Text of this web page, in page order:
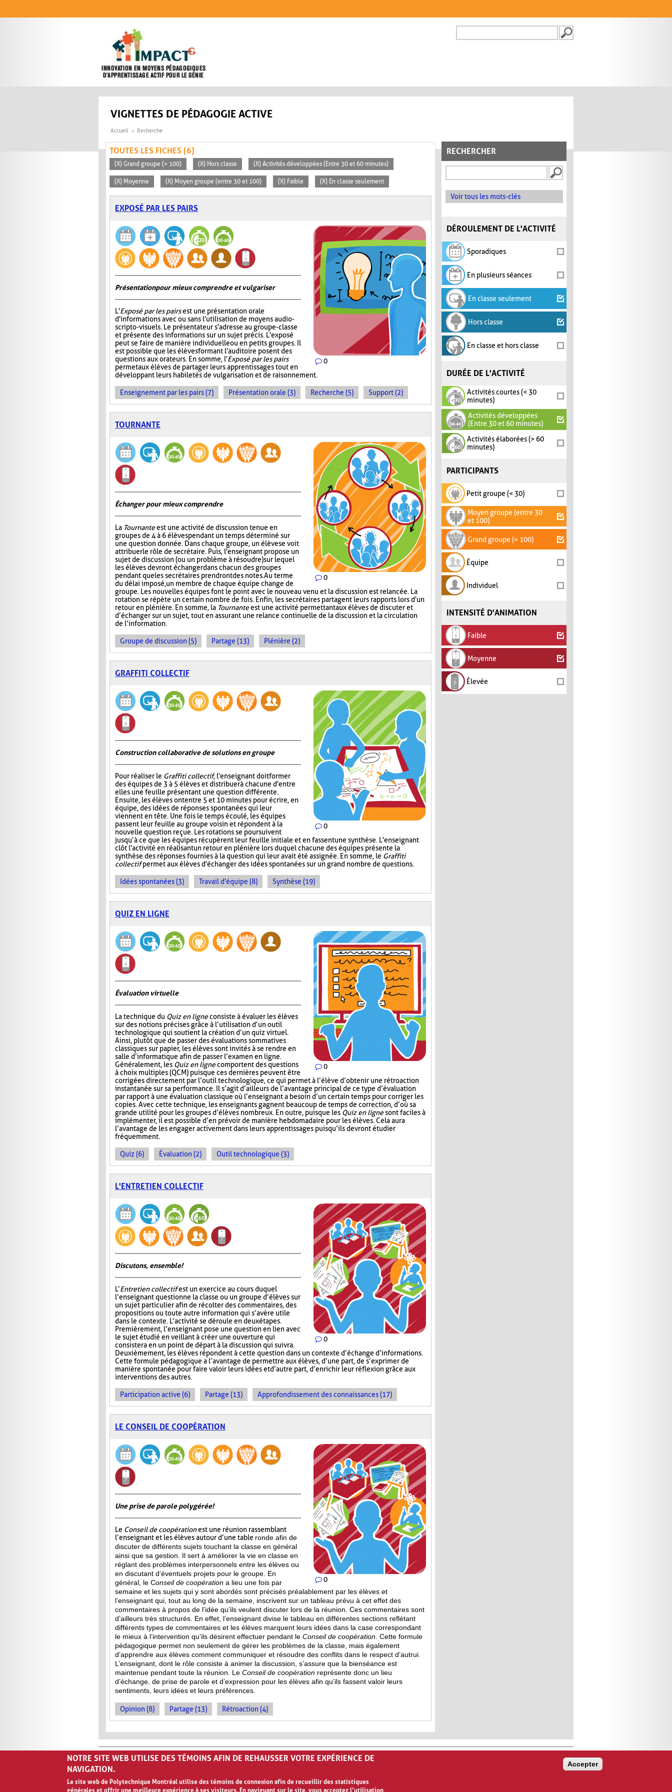
FORMULAIRE DE
VIGNETTES DE PÉDAGOGIE ACTIVE
Accueil Recherche
RECHERCHER
Voir tous les mots-clés
DÉROULEMENT DE L'ACTIVITÉ
Sporadiques
En plusieurs séances
En classe seulement
Hors classe
En classe et hors classe
DURÉE DE L'ACTIVITÉ
Activités courtes (< 30
minutes)
Activités développées
(Entre 30 et 60 minutes)
Activités élaborées (> 60
minutes)
PARTICIPANTS
Petit groupe (< 30)
Moyen groupe (entre 30
et 100)
Grand groupe (> 100)
Équipe
Individuel
INTENSITÉ D'ANIMATION
Faible
Moyenne
Élevée
TOUTES LES FICHES (6)
(X) Grand groupe (> 100) (X) Hors classe (X) Activités développées (Entre 30 et 60 minutes)
(X) Moyenne (X) Moyen groupe (entre 30 et 100) (X) Faible (X) En classe seulement
EXPOSÉ PAR LES PAIRS
0
Présentation pour mieux comprendre et vulgariser
L'Exposé par les pairsest une présentation orale
d'informations avec ou sans l'utilisation de moyens audio-
scripto-visuels. Le présentateur s'adresse au groupe-classe
et présente des informations sur un sujet précis. L'exposé
peut se faire de manière individuelle ou en petits groupes. Il
est possible que les élèves formant l'auditoire posent des
questions aux orateurs. En somme, l'Exposé par les pairs
permet aux élèves de partager leurs apprentissages tout en
développant leurs habiletés de vulgarisation et de raisonnement.
Enseignement par les pairs (7) Présentation orale (3) Recherche (5) Support (2)
TOURNANTE
0
Échanger pour mieux comprendre
La Tournanteest une activité de discussion tenue en
groupes de 4 à 6 élèves pendant un temps déterminé sur
une question donnée. Dans chaque groupe, un élève se voit
attribuer le rôle de secrétaire. Puis, l'enseignant propose un
sujet de discussion (ou un problème à résoudre) sur lequel
les élèves devront échanger dans chacun des groupes
pendant que les secrétaires prendront des notes. Au terme
du délai imposé, un membre de chaque équipe change de
groupe. Les nouvelles équipes font le point avec le nouveau venu et la discussion est relancée. La
rotation se répète un certain nombre de fois. Enfin, les secrétaires partagent leurs rapports lors d'un
retour en plénière. En somme, la Tournanteest une activité permettant aux élèves de discuter et
d’échanger sur un sujet, tout en assurant une relance continuelle de la discussion et la circulation
de l’information.
Groupe de discussion (5) Partage (13) Plénière (2)
GRAFFITI COLLECTIF
0
Construction collaborative de solutions en groupe
Pour réaliser le Graffiti collectif, l'enseignant doit former
des équipes de 3 à 5 élèves et distribuer à chacune d'entre
elles une feuille présentant une question différente.
Ensuite, les élèves ont entre 5 et 10 minutes pour écrire, en
équipe, des idées de réponses spontanées qui leur
viennent en tête. Une fois le temps écoulé, les équipes
passent leur feuille au groupe voisin et répondent à la
nouvelle question reçue. Les rotations se poursuivent
jusqu’à ce que les équipes récupèrent leur feuille initiale et en fassent une synthèse. L'enseignant
clôt l'activité en réalisant un retour en plénière lors duquel chacune des équipes présente la
synthèse des réponses fournies à la question qui leur avait été assignée. En somme, le Graffiti
collectifpermet aux élèves d'échanger des idées spontanées sur un grand nombre de questions.
Idées spontanées (3) Travail d'équipe (8) Synthèse (19)
QUIZ EN LIGNE
0
Évaluation virtuelle
La technique du Quiz en ligneconsiste à évaluer les élèves
sur des notions précises grâce à l’utilisation d’un outil
technologique qui soutient la création d’un quiz virtuel.
Ainsi, plutôt que de passer des évaluations sommatives
classiques sur papier, les élèves sont invités à se rendre en
salle d’informatique afin de passer l’examen en ligne.
Généralement, les Quiz en lignecomportent des questions
à choix multiples (QCM) puisque ces dernières peuvent être
corrigées directement par l’outil technologique, ce qui permet à l’élève d’obtenir une rétroaction
instantanée sur sa performance. Il s’agit d’ailleurs de l’avantage principal de ce type d’évaluation
par rapport à une évaluation classique où l’enseignant a besoin d’un certain temps pour corriger les
copies. Avec cette technique, les enseignants gagnent beaucoup de temps de correction, d’où sa
grande utilité pour les groupes d’élèves nombreux. En outre, puisque les Quiz en lignesont faciles à
implémenter, il est possible d’en prévoir de manière hebdomadaire pour les élèves. Cela aura
l’avantage de les engager activement dans leurs apprentissages puisqu’ils devront étudier
fréquemment.
Quiz (6) Évaluation (2) Outil technologique (3)
L'ENTRETIEN COLLECTIF
0
Discutons, ensemble!
L’Entretien collectifest un exercice au cours duquel
l’enseignant questionne la classe ou un groupe d’élèves sur
un sujet particulier afin de récolter des commentaires, des
propositions ou toute autre information qui s’avère utile
dans le contexte. L’activité se déroule en deux étapes.
Premièrement, l’enseignant pose une question en lien avec
le sujet étudié en veillant à créer une ouverture qui
consistera en un point de départ à la discussion qui suivra.
Deuxièmement, les élèves répondent à cette question dans un contexte d’échange d’informations.
Cette formule pédagogique a l’avantage de permettre aux élèves, d’une part, de s’exprimer de
manière spontanée pour faire valoir leurs idées et d’autre part, d’enrichir leur réflexion grâce aux
interventions des autres.
Participation active (6) Partage (13) Approfondissement des connaissances (17)
LE CONSEIL DE COOPÉRATION
0
Une prise de parole polygérée!
Le Conseil de coopérationest une réunion rassemblant
l’enseignant et les élèves autour d’une table ronde afin de
discuter de différents sujets touchant la classe en général
ainsi que sa gestion. Il sert à améliorer la vie en classe en
réglant des problèmes interpersonnels entre les élèves ou
en discutant d’éventuels projets pour le groupe. En
général, le Conseil de coopération a lieu une fois par
semaine et les sujets qui y sont abordés sont précisés préalablement par les élèves et
l’enseignant qui, tout au long de la semaine, inscrivent sur un tableau prévu à cet effet des
commentaires à propos de l’idée qu’ils veulent discuter lors de la réunion. Ces commentaires sont
d’ailleurs très structurés. En effet, l’enseignant divise le tableau en différentes sections reflétant
différents types de commentaires et les élèves marquent leurs idées dans la case correspondant
le mieux à l’intervention qu’ils désirent effectuer pendant le Conseil de coopération. Cette formule
pédagogique permet non seulement de gérer les problèmes de la classe, mais également
d’apprendre aux élèves comment communiquer et résoudre des conflits dans le respect d’autrui.
L’enseignant, dont le rôle consiste à animer la discussion, s’assure que la bienséance est
maintenue pendant toute la réunion. Le Conseil de coopération représente donc un lieu
d’échange, de prise de parole et d’expression pour les élèves afin qu’ils fassent valoir leurs
sentiments, leurs idées et leurs préférences.
Opinion (8) Partage (13) Rétroaction (4)
NOTRE SITE WEB UTILISE DES TÉMOINS AFIN DE REHAUSSER VOTRE EXPÉRIENCE DE
NAVIGATION.
Le site web de Polytechnique Montréal utilise des témoins de connexion afin de recueillir des statistiques
générales et offrir une meilleure expérience à ses visiteurs. En naviguant sur le site, vous acceptez l’utilisation
Accepter